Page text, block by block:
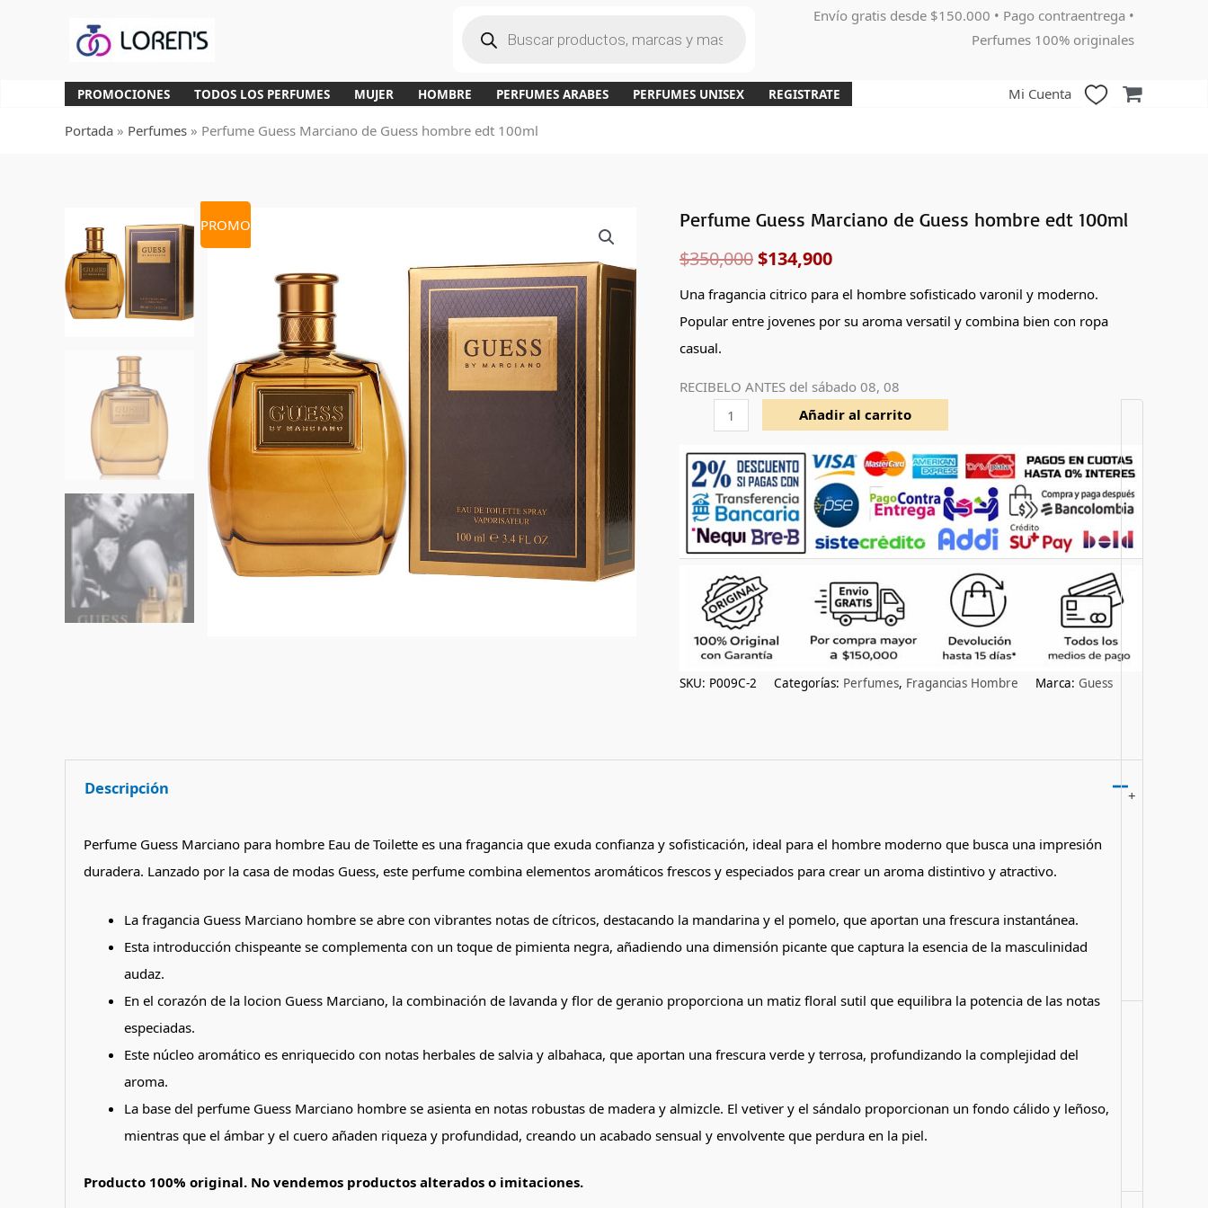
a
d
e
r
o
Envío gratis desde $150.000 • Pago contraentrega •
Perfumes 100% originales
PROMOCIONES TODOS LOS PERFUMES MUJER HOMBRE PERFUMES ARABES PERFUMES UNISEX REGISTRATE Mi Cuenta
Portada » Perfumes » Perfume Guess Marciano de Guess hombre edt 100ml
PROMO
Perfume Guess Marciano de Guess hombre edt 100ml
$350,000
El
precio
original
era:
$134,900
El
precio
actual
es:
Una fragancia citrico para el hombre sofisticado varonil y moderno.
Popular entre jovenes por su aroma versatil y combina bien con ropa
casual.
RECIBELO ANTES del sábado 08, 08
Perfume
Marciano
de
Guess
hombre
100ml
cantidad
+
Añadir al carrito
SKU: P009C-2 Categorías: Perfumes, Fragancias Hombre Marca: Guess
Descripción
Perfume Guess Marciano para hombre Eau de Toilette es una fragancia que exuda confianza y sofisticación, ideal para el hombre moderno que busca una impresión
duradera. Lanzado por la casa de modas Guess, este perfume combina elementos aromáticos frescos y especiados para crear un aroma distintivo y atractivo.
La fragancia Guess Marciano hombre se abre con vibrantes notas de cítricos, destacando la mandarina y el pomelo, que aportan una frescura instantánea.
Esta introducción chispeante se complementa con un toque de pimienta negra, añadiendo una dimensión picante que captura la esencia de la masculinidad
audaz.
En el corazón de la locion Guess Marciano, la combinación de lavanda y flor de geranio proporciona un matiz floral sutil que equilibra la potencia de las notas
especiadas.
Este núcleo aromático es enriquecido con notas herbales de salvia y albahaca, que aportan una frescura verde y terrosa, profundizando la complejidad del
aroma.
La base del perfume Guess Marciano hombre se asienta en notas robustas de madera y almizcle. El vetiver y el sándalo proporcionan un fondo cálido y leñoso,
mientras que el ámbar y el cuero añaden riqueza y profundidad, creando un acabado sensual y envolvente que perdura en la piel.
Producto 100% original. No vendemos productos alterados o imitaciones.